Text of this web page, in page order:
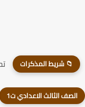
📁 شريط المذكرات
الثالث الاعدادي ت1